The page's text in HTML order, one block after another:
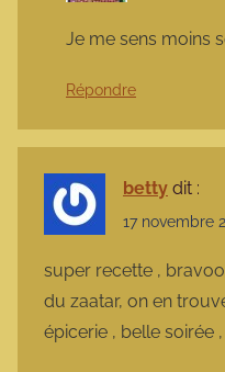
Je me sens moins
Répondre
betty dit :
17 novembre
super recette ,
du zaatar, on en
épicerie , belle